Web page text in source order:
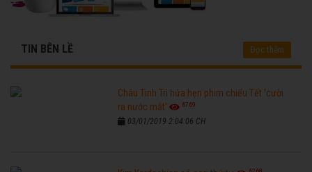
TIN BÊN LỀ Đọc thêm
Châu Tinh Trì hứa hẹn phim chiếu Tết 'cười
ra nước mắt'
6769
03/01/2019 2:04:06 CH